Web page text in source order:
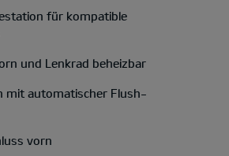
für kompatible
und Lenkrad beheizbar
mit automatischer Flush-
vorn